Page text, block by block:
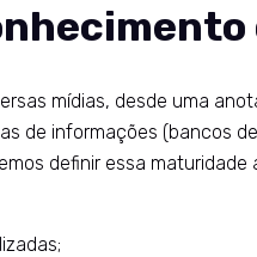
mídias, desde uma
de informações (bancos
definir essa